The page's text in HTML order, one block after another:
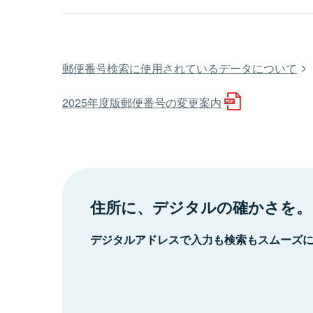
郵便番号検索に使用されているデータについて
2025年度版郵便番号の変更案内
住所に、デジタルの確かさを。
デジタルアドレスで入力も検索もスムーズ